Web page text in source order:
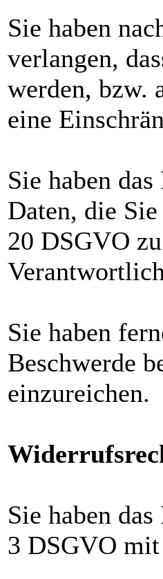
Sie haben
verlangen,
werden, bzw.
eine
Sie haben
Daten, die
20 DSGVO
Sie haben
Beschwerde
einzureichen.
Sie haben
3 DSGVO